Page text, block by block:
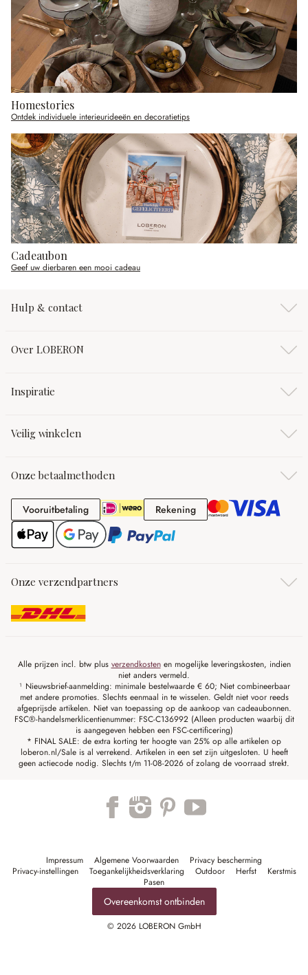
Homestories
Ontdek individuele interieurideeën en decoratietips
Cadeaubon
Geef uw dierbaren een mooi cadeau
Hulp & contact
Over LOBERON
Inspiratie
Veilig winkelen
Onze betaalmethoden
VooruitbetalingVooruitbetaling RekeningRekening
Onze verzendpartners
Alle prijzen incl. btw plus verzendkostenen mogelijke leveringskosten, indien
niet anders vermeld.
¹ Nieuwsbrief-aanmelding: minimale bestelwaarde € 60; Niet combineerbaar
met andere promoties. Slechts eenmaal in te wisselen. Geldt niet voor reeds
afgeprijsde artikelen. Niet van toepassing op de aankoop van cadeaubonnen.
FSC®-handelsmerklicentienummer: FSC-C136992 (Alleen producten waarbij dit
is aangegeven hebben een FSC-certificering)
* FINAL SALE: de extra korting ter hoogte van 25% op alle artikelen op
loberon.nl/Sale is al verrekend. Artikelen in een set zijn uitgesloten. U heeft
geen actiecode nodig. Slechts t/m 11-08-2026 of zolang de voorraad strekt.
Impressum Algemene Voorwaarden
Privacy bescherming
Privacy-instellingen
Toegankelijkheidsverklaring Outdoor Herfst
Kerstmis
Pasen
Overeenkomst ontbinden
© 2026 LOBERON GmbH